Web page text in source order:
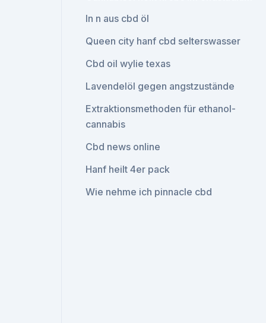
In n aus cbd öl
Queen city hanf cbd selterswasser
Cbd oil wylie texas
Lavendelöl gegen angstzustände
Extraktionsmethoden für ethanol-
cannabis
Cbd news online
Hanf heilt 4er pack
Wie nehme ich pinnacle cbd